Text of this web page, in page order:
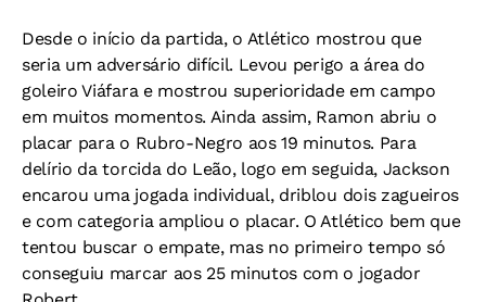
Desde o início da partida, o Atlético mostrou que
seria um adversário difícil. Levou perigo a área do
goleiro Viáfara e mostrou superioridade em campo
em muitos momentos. Ainda assim, Ramon abriu o
placar para o Rubro-Negro aos 19 minutos. Para
delírio da torcida do Leão, logo em seguida, Jackson
encarou uma jogada individual, driblou dois zagueiros
e com categoria ampliou o placar. O Atlético bem que
tentou buscar o empate, mas no primeiro tempo só
conseguiu marcar aos 25 minutos com o jogador